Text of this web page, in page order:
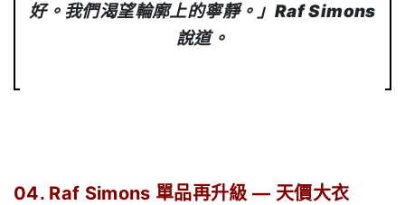
好。我們渴望輪廓上的寧靜。」Raf Simons
說道。
04. Raf Simons 單品再升級 — 天價大衣